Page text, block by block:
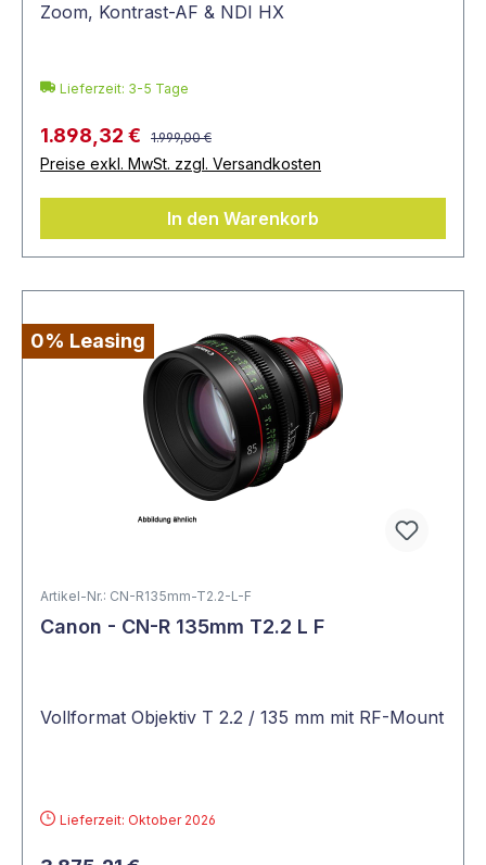
Zoom, Kontrast-AF & NDI HX
Lieferzeit: 3-5 Tage
1.898,32 € 1.999,00 €
Preise exkl. MwSt. zzgl. Versandkosten
In den Warenkorb
0% Leasing
Artikel-Nr.: CN-R135mm-T2.2-L-F
Canon - CN-R 135mm T2.2 L F
Vollformat Objektiv T 2.2 / 135 mm mit RF-Mount
Lieferzeit: Oktober 2026